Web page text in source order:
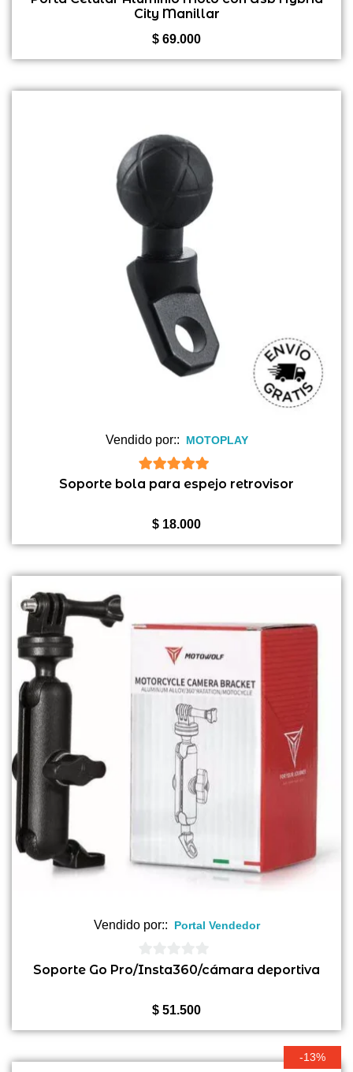
de
City Manillar
$ 69.000
Vendido por:: MOTOPLAY
5de 5
Soporte bola para espejo retrovisor
$ 18.000
Vendido por:: Portal Vendedor
0
Soporte Go Pro/Insta360/cámara deportiva
$ 51.500
-13%